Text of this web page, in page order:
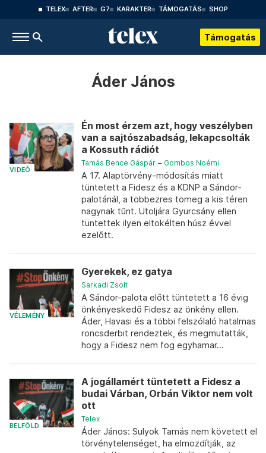
TELEX AFTER G7 KARAKTER TÁMOGATÁS SHOP
Támogatás
Áder János
VIDEÓ
Én most érzem azt, hogy veszélyben
van a sajtószabadság, lekapcsolták
a Kossuth rádiót
Tamás Bence Gáspár – Gombos Noémi
A 17. Alaptörvény-módosítás miatt
tüntetett a Fidesz és a KDNP a Sándor-
palotánál, a többezres tömeg a kis téren
nagynak tűnt. Utoljára Gyurcsány ellen
tüntettek ilyen eltökélten húsz évvel
ezelőtt.
VÉLEMÉNY
Gyerekek, ez gatya
Sarkadi Zsolt
A Sándor-palota előtt tüntetett a 16 évig
önkényeskedő Fidesz az önkény ellen.
Áder, Havasi és a többi felszólaló hatalmas
roncsderbit rendeztek, és megmutatták,
hogy a Fidesz nem fog egyhamar...
BELFÖLD
A jogállamért tüntetett a Fidesz a
budai Várban, Orbán Viktor nem volt
ott
Telex
Áder János: Sulyok Tamás nem követett el
törvénytelenséget, ha elmozdítják, az